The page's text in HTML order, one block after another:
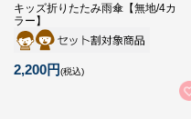
キッズ折りたたみ雨傘【無地/4カ
ラー】
2,200円(税込)